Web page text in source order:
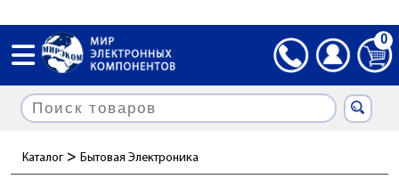
0
Каталог > Бытовая Электроника